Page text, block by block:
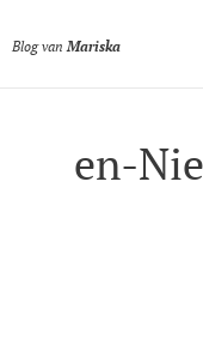
Blog van Mariska
en-